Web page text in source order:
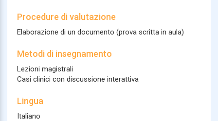
Procedure di valutazione
Elaborazione di un documento (prova scritta in aula)
Metodi di insegnamento
Lezioni magistrali
Casi clinici con discussione interattiva
Lingua
Italiano